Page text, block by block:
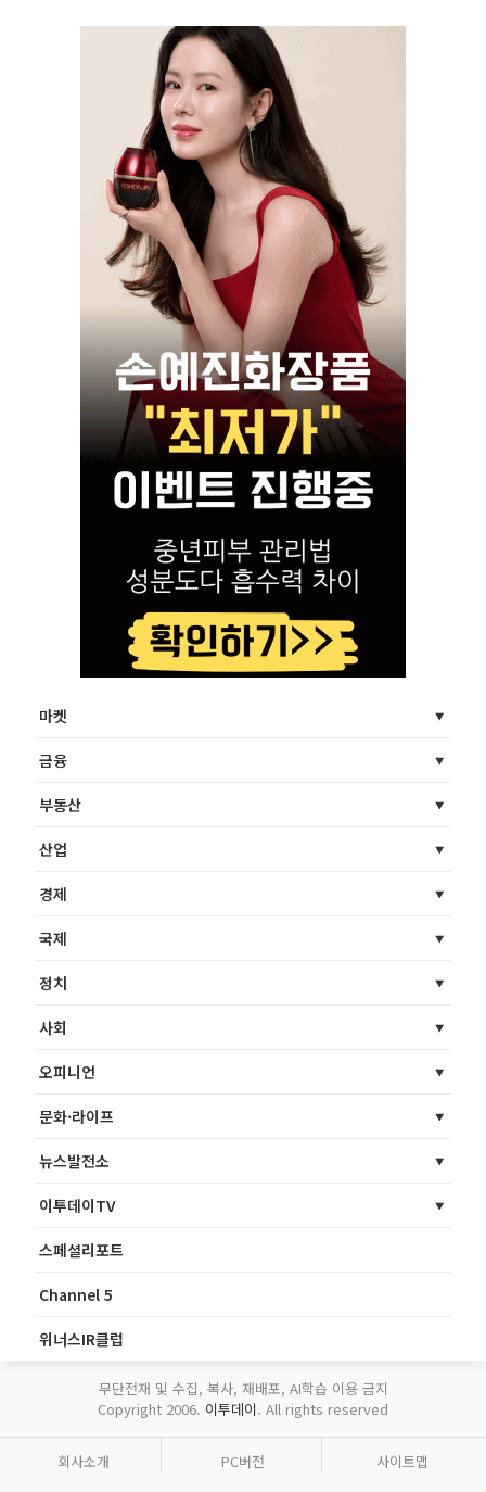
마켓
금융
부동산
산업
경제
국제
정치
사회
오피니언
문화·라이프
뉴스발전소
이투데이TV
스페셜리포트
Channel 5
위너스IR클럽
무단전재 및 수집, 복사, 재배포, AI학습 이용 금지
Copyright 2006. 이투데이. All rights reserved
회사소개 PC버전 사이트맵